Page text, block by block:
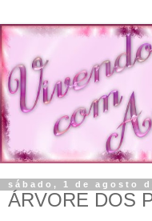
sábado, 1 de agosto
ÁRVORE DOS